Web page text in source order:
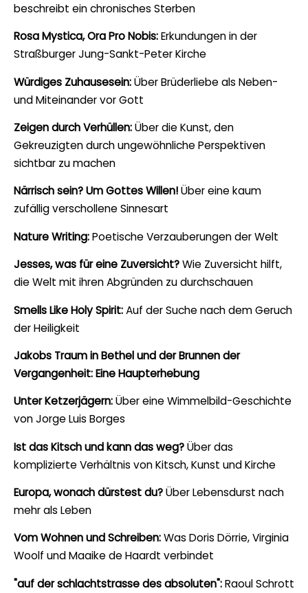
beschreibt ein chronisches Sterben
Rosa Mystica, Ora Pro Nobis:Erkundungen in der
Straßburger Jung-Sankt-Peter Kirche
Würdiges Zuhausesein:Über Brüderliebe als Neben-
und Miteinander vor Gott
Zeigen durch Verhüllen:Über die Kunst, den
Gekreuzigten durch ungewöhnliche Perspektiven
sichtbar zu machen
Närrisch sein? Um Gottes Willen!Über eine kaum
zufällig verschollene Sinnesart
Nature Writing:Poetische Verzauberungen der Welt
Jesses, was für eine Zuversicht?Wie Zuversicht hilft,
die Welt mit ihren Abgründen zu durchschauen
Smells Like Holy Spirit:Auf der Suche nach dem Geruch
der Heiligkeit
Jakobs Traum in Bethel und der Brunnen der
Vergangenheit: Eine Haupterhebung
Unter Ketzerjägern:Über eine Wimmelbild-Geschichte
von Jorge Luis Borges
Ist das Kitsch und kann das weg?Über das
komplizierte Verhältnis von Kitsch, Kunst und Kirche
Europa, wonach dürstest du?Über Lebensdurst nach
mehr als Leben
Vom Wohnen und Schreiben:Was Doris Dörrie, Virginia
Woolf und Maaike de Haardt verbindet
"auf der schlachtstrasse des absoluten":Raoul Schrott